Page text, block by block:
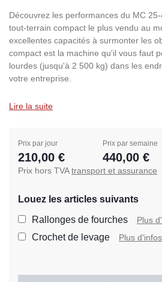
Découvrez les performances du MC
tout-terrain compact le plus vendu au
excellentes capacités à surmonter les
compact est la machine qu'il vous faut
lourdes (jusqu'à 2 500 kg) dans les
votre entreprise.
Lire la suite
Prix par jour
210,00 €
Prix par semaine
440,00 €
Prix hors TVAtransport et assurance
Louez les articles suivants
Rallonges de fourches Plus
Crochet de levage Plus d'infos